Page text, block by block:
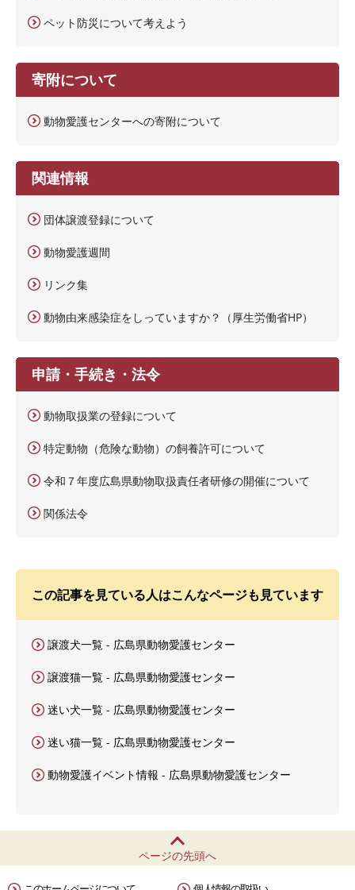
ペット防災について考えよう
寄附について
動物愛護センターへの寄附について
関連情報
団体譲渡登録について
動物愛護週間
リンク集
動物由来感染症をしっていますか？（厚生労働省HP）
申請・手続き・法令
動物取扱業の登録について
特定動物（危険な動物）の飼養許可について
令和７年度広島県動物取扱責任者研修の開催について
関係法令
この記事を見ている人はこんなページも見ています
譲渡犬一覧 - 広島県動物愛護センター
譲渡猫一覧 - 広島県動物愛護センター
迷い犬一覧 - 広島県動物愛護センター
迷い猫一覧 - 広島県動物愛護センター
動物愛護イベント情報 - 広島県動物愛護センター
ページの先頭へ